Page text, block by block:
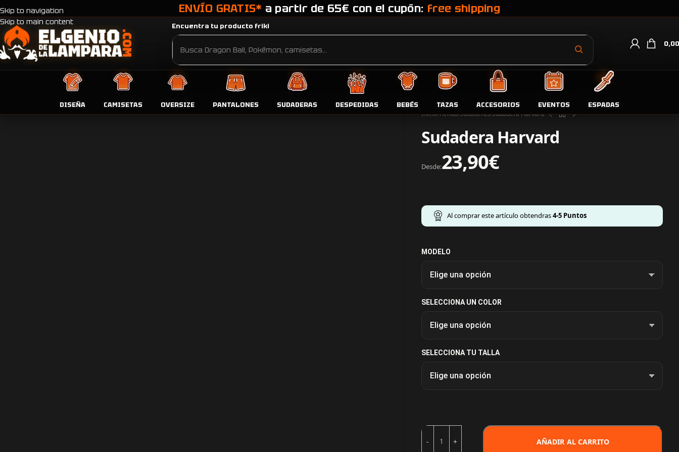
Skip to navigation
Skip to main content
ENVÍO GRATIS* a partir de 65€ con el cupón: free shipping
Encuentra tu producto friki
0,00
DISEÑA CAMISETAS OVERSIZE PANTALONES SUDADERAS DESPEDIDAS BEBÉS TAZAS ACCESORIOS EVENTOS
ESPADAS
Inicio Tienda Sudaderas Sudadera Harvard
Sudadera Harvard
Desde:23,90€
Al comprar este artículo obtendras4-5Puntos
MODELO
SELECCIONA UN COLOR
SELECCIONA TU TALLA
AÑADIR AL CARRITO